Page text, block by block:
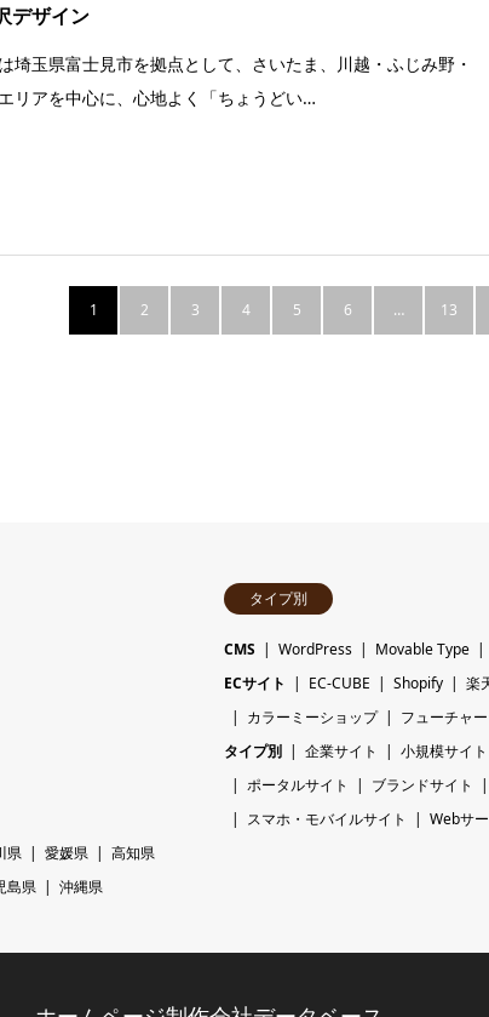
デザイン
埼玉県富士見市を拠点として、さいたま、川越・ふじみ野・
リアを中心に、心地よく「ちょうどい…
1 2 3 4 5 6 … 13
県 愛媛県
高知県
島県 沖縄県
タイプ別
CMS WordPress Movable Type
ECサイト
EC-CUBE Shopify 楽
カラーミーショップ
フューチャ
タイプ別
企業サイト 小規模サイト
ポータルサイト
ブランドサイト
スマホ・モバイルサイト
Webサ